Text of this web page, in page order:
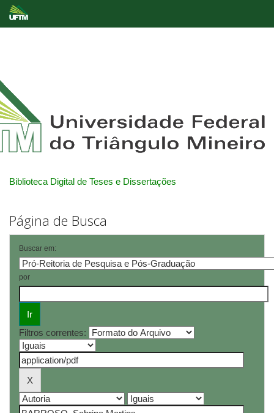
Biblioteca Digital de Teses e Dissertações
Página de Busca
Buscar em:
por
Filtros correntes: